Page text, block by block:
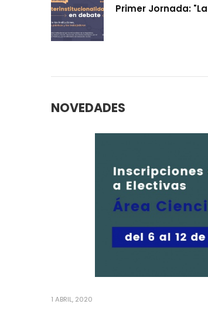
Primer Jornada:
NOVEDADES
1 ABRIL, 2020